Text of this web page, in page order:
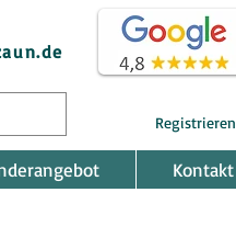
Registrieren
Kontakt